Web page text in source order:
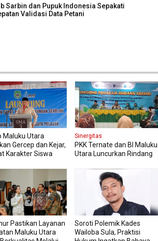
Sarbin dan Pupuk Indonesia Sepakati
Validasi Data Petani
Maluku Utara
Gercep dan Kejar,
Karakter Siswa
Sinergitas
PKK Ternate dan BI Maluku
Utara Luncurkan Rindang
Pangan
Pastikan Layanan
Maluku Utara
Soroti Polemik Kades
Wailoba Sula, Praktisi